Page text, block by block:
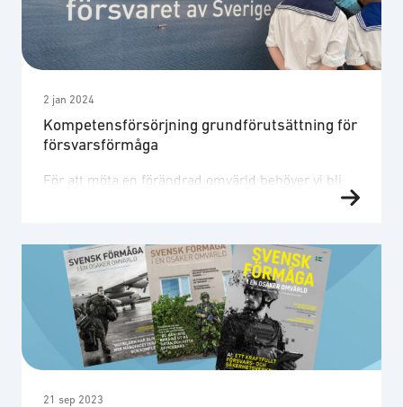
ett starkare försvar krävs en ökad
kompetensförsörjning. Med det osäkra …
2 jan 2024
Kompetensförsörjning grundförutsättning för
försvarsförmåga
För att möta en förändrad omvärld behöver vi bli
fler. Vi behöver bli fler inom olika yrkeskategorier.
projektledare, statsvetare, HR-personal, officerare,
produktionspersonal och administratörer – alla
behövs och kan bidra till att trygga vår demokrati
och säkra det som är skyddsvärt i vårt samhälle.
En lyckad kompetensförsörjning bygger på
samarbete där …
21 sep 2023